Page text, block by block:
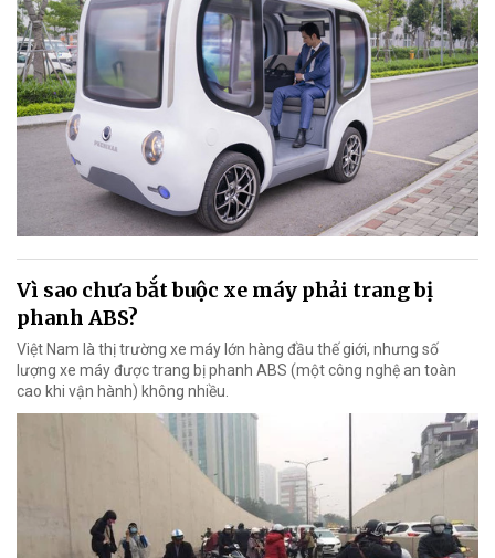
Vì sao chưa bắt buộc xe máy phải trang bị
phanh ABS?
Việt Nam là thị trường xe máy lớn hàng đầu thế giới, nhưng số
lượng xe máy được trang bị phanh ABS (một công nghệ an toàn
cao khi vận hành) không nhiều.